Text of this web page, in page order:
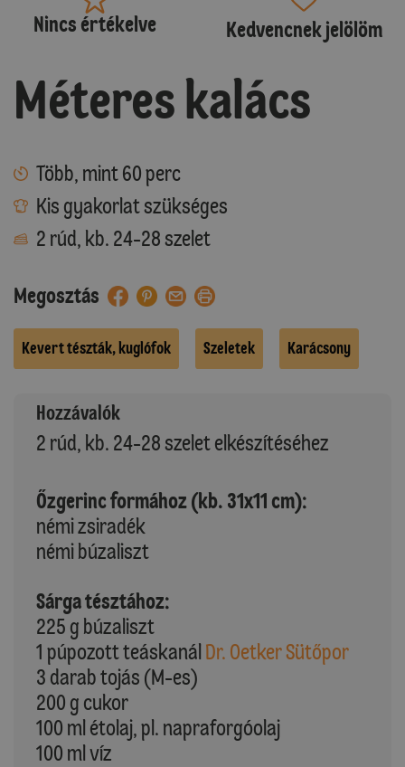
Nincs értékelve Kedvencnek jelölöm
Méteres kalács
Több, mint 60 perc
Kis gyakorlat szükséges
2 rúd, kb. 24-28 szelet
Megosztás
Kevert tészták, kuglófok Szeletek Karácsony
Hozzávalók
2 rúd, kb. 24-28 szelet elkészítéséhez
Őzgerinc formához (kb. 31x11 cm):
némi zsiradék
némi búzaliszt
Sárga tésztához:
225 g búzaliszt
1 púpozott teáskanálDr. Oetker Sütőpor
3 darab tojás (M-es)
200 g cukor
100 ml étolaj, pl. napraforgóolaj
100 ml víz